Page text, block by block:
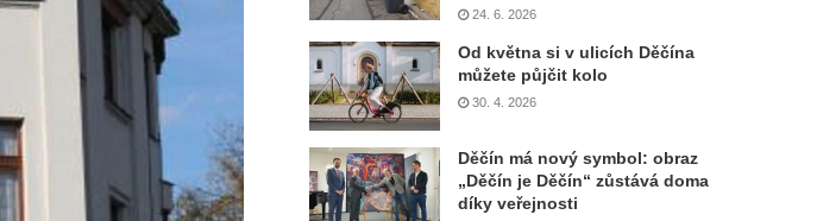
24. 6. 2026
Od května si v ulicích Děčína
můžete půjčit kolo
30. 4. 2026
Děčín má nový symbol: obraz
„Děčín je Děčín“ zůstává doma
díky veřejnosti